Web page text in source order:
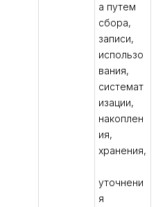
а путем
сбора,
записи,
использо
вания,
системат
изации,
накоплен
ия,
хранения,
уточнени
я